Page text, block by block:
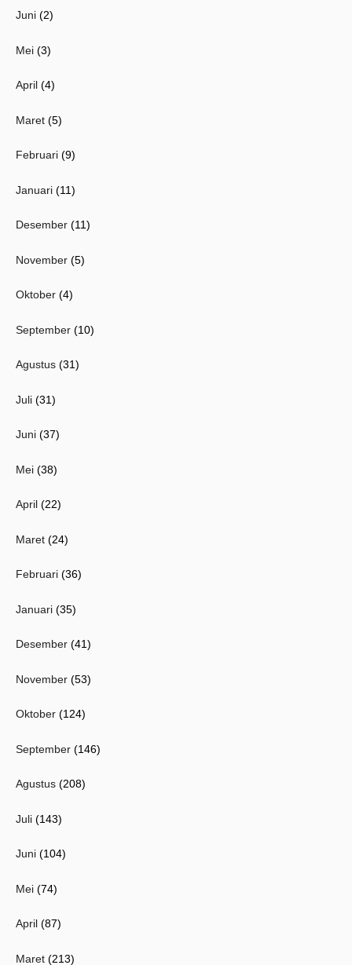
Juni (2)
Mei (3)
April (4)
Maret (5)
Februari (9)
Januari (11)
Desember (11)
November (5)
Oktober (4)
September (10)
Agustus (31)
Juli (31)
Juni (37)
Mei (38)
April (22)
Maret (24)
Februari (36)
Januari (35)
Desember (41)
November (53)
Oktober (124)
September (146)
Agustus (208)
Juli (143)
Juni (104)
Mei (74)
April (87)
Maret (213)